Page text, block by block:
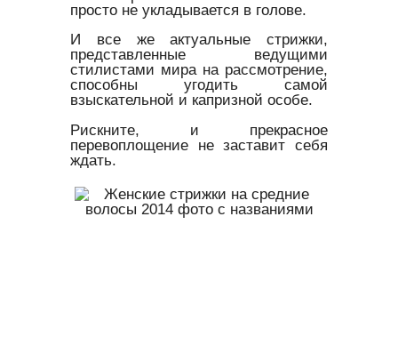
просто не укладывается в голове.
И все же актуальные стрижки,
представленные ведущими
стилистами мира на рассмотрение,
способны угодить самой
взыскательной и капризной особе.
Рискните, и прекрасное
перевоплощение не заставит себя
ждать.